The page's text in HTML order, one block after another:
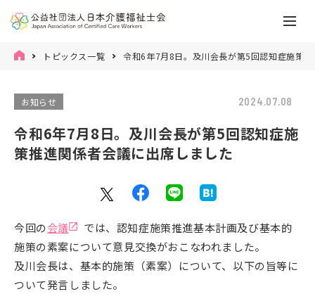
トピックス一覧 令和6年7月8日。及川会長が第5回認知症施策
お知らせ 2024.07.08
令和6年7月8日。及川会長が第5回認知症施
策推進関係者会議に出席しました
今回の会議
では、認知症施策推進基本計画及び基本的
施策の素案について意見交換がおこなわれました。
及川会長は、基本的施策（素案）について、以下の旨等に
ついて発言しました。